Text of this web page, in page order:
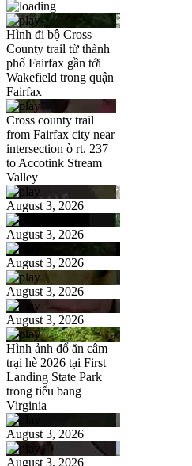
Hình đi bộ Cross
County trail từ thành
phố Fairfax gần tới
Wakefield trong quận
Fairfax
Cross county trail
from Fairfax city near
intersection ò rt. 237
to Accotink Stream
Valley
August 3, 2026
August 3, 2026
August 3, 2026
August 3, 2026
August 3, 2026
Hình ảnh đổ ăn câm
trại hè 2026 tại First
Landing State Park
trong tiểu bang
Virginia
August 3, 2026
August 3, 2026